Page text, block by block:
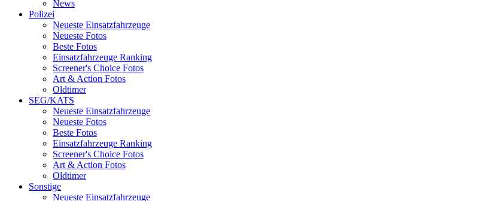
News
Polizei
Neueste Einsatzfahrzeuge
Neueste Fotos
Beste Fotos
Einsatzfahrzeuge Ranking
Screener's Choice Fotos
Art & Action Fotos
Oldtimer
SEG/KATS
Neueste Einsatzfahrzeuge
Neueste Fotos
Beste Fotos
Einsatzfahrzeuge Ranking
Screener's Choice Fotos
Art & Action Fotos
Oldtimer
Sonstige
Neueste Einsatzfahrzeuge